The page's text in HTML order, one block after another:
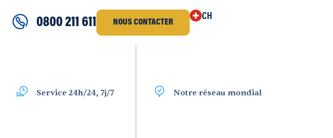
0800 211 611 NOUS CONTACTER
CH
Service 24h/24, 7j/7 Notre réseau mondial